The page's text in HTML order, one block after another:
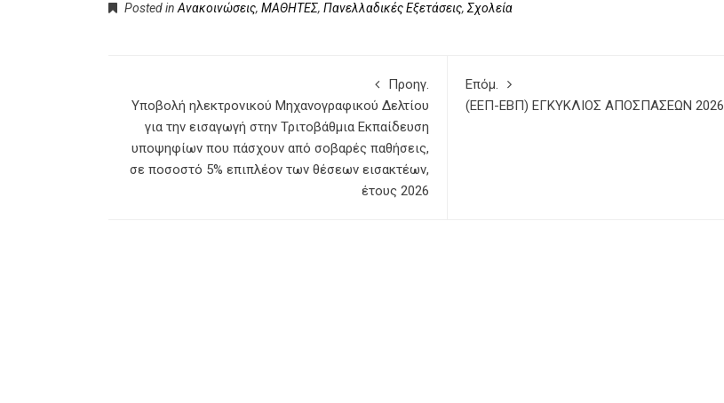
Posted inΑνακοινώσεις, ΜΑΘΗΤΕΣ, Πανελλαδικές Εξετάσεις,Σχολεία
Προηγ.
Υποβολή ηλεκτρονικού Μηχανογραφικού Δελτίου
για την εισαγωγή στην Τριτοβάθμια Εκπαίδευση
υποψηφίων που πάσχουν από σοβαρές παθήσεις,
σε ποσοστό 5% επιπλέον των θέσεων εισακτέων,
έτους 2026
Επόμ.
(ΕΕΠ-ΕΒΠ) ΕΓΚΥΚΛΙΟΣ ΑΠΟΣΠΑΣΕΩΝ 2026